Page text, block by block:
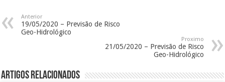
Anterior
19/05/2020 – Previsão de Risco
Geo-Hidrológico
Proximo
21/05/2020 – Previsão de Risco
Geo-Hidrológico
Artigos Relacionados